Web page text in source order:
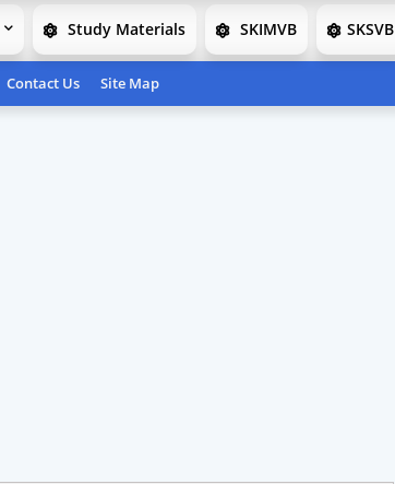
Study Materials SKIMVB SKSVB
Contact Us Site Map